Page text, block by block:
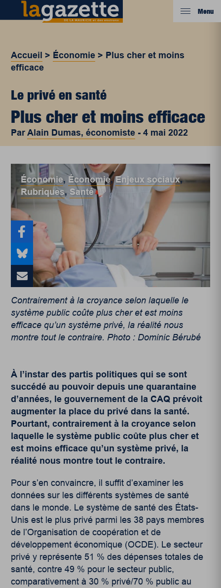
Menu
Accueil > Économie > Plus cher et moins
efficace
Le privé en santé
Plus cher et moins efficace
ParAlain Dumas, économiste -4 mai 2022
Économie, Économie,Enjeux sociaux,
Rubriques, Santé
Contrairement à la croyance selon laquelle le
système public coûte plus cher et est moins
efficace qu’un système privé, la réalité nous
montre tout le contraire. Photo : Dominic Bérubé
À l’instar des partis politiques qui se sont
succédé au pouvoir depuis une quarantaine
d’années, le gouvernement de la CAQ prévoit
augmenter la place du privé dans la santé.
Pourtant, contrairement à la croyance selon
laquelle le système public coûte plus cher et
est moins efficace qu’un système privé, la
réalité nous montre tout le contraire.
Pour s’en convaincre, il suffit d’examiner les
données sur les différents systèmes de santé
dans le monde. Le système de santé des États-
Unis est le plus privé parmi les 38 pays membres
de l’Organisation de coopération et de
développement économique (OCDE). Le secteur
privé y représente 51 % des dépenses totales de
santé, contre 49 % pour le secteur public,
comparativement à 30 % privé/70 % public au